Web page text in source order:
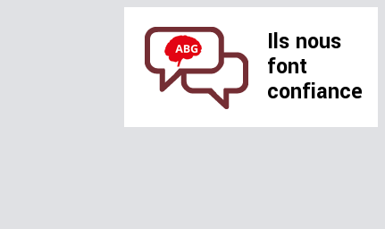
Ils nous
font
confiance